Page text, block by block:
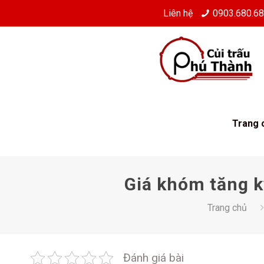
Liên hệ
Trang
Giá khóm tăng
Trang chủ
Đánh giá bài